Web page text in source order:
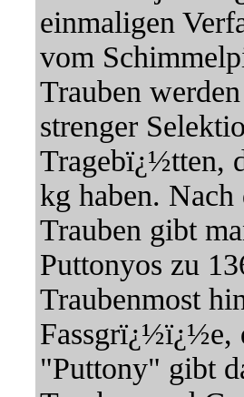
einmaligen
vom
Trauben
strenger
Tragebï¿½tten,
kg haben.
Trauben gibt
Puttonyos zu
Traubenmost
Fassgrï¿½ï¿½e,
"Puttony" gibt